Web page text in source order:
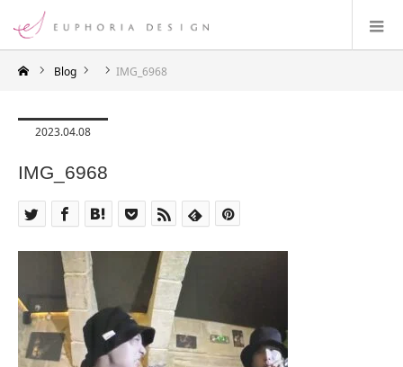
Blog IMG_6968
2023.04.08
IMG_6968